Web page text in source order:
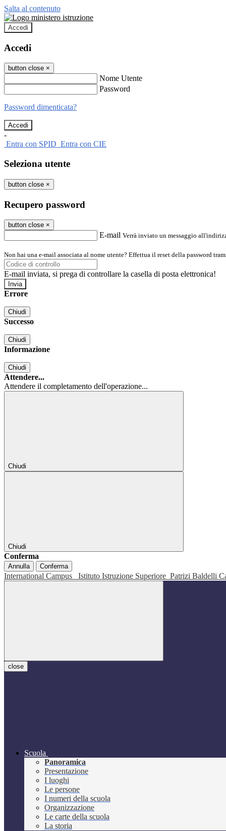
Salta al contenuto
Accedi
Accedi
button close ×
Nome Utente
Password
Password dimenticata?
-
Entra con SPID Entra con CIE
Seleziona utente
button close ×
Recupero password
button close ×
E-mail Verrà inviato un messaggio
Non hai una e-mail associata al nome utente? Effettua il reset della password
E-mail inviata, si prega di controllare la casella di posta elettronica!
Errore
Chiudi
Successo
Chiudi
Informazione
Chiudi
Attendere...
Attendere il completamento dell'operazione...
Chiudi
Chiudi
Conferma
Annulla Conferma
International Campus Istituto Istruzione Superiore Patrizi Baldelli
close
Scuola
Panoramica
Presentazione
I luoghi
Le persone
I numeri della scuola
Organizzazione
Le carte della scuola
La storia